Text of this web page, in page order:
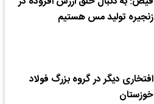
زنجیره تولید مس هستیم
افتخاری دیگر در گروه بزرگ فولاد
خوزستان